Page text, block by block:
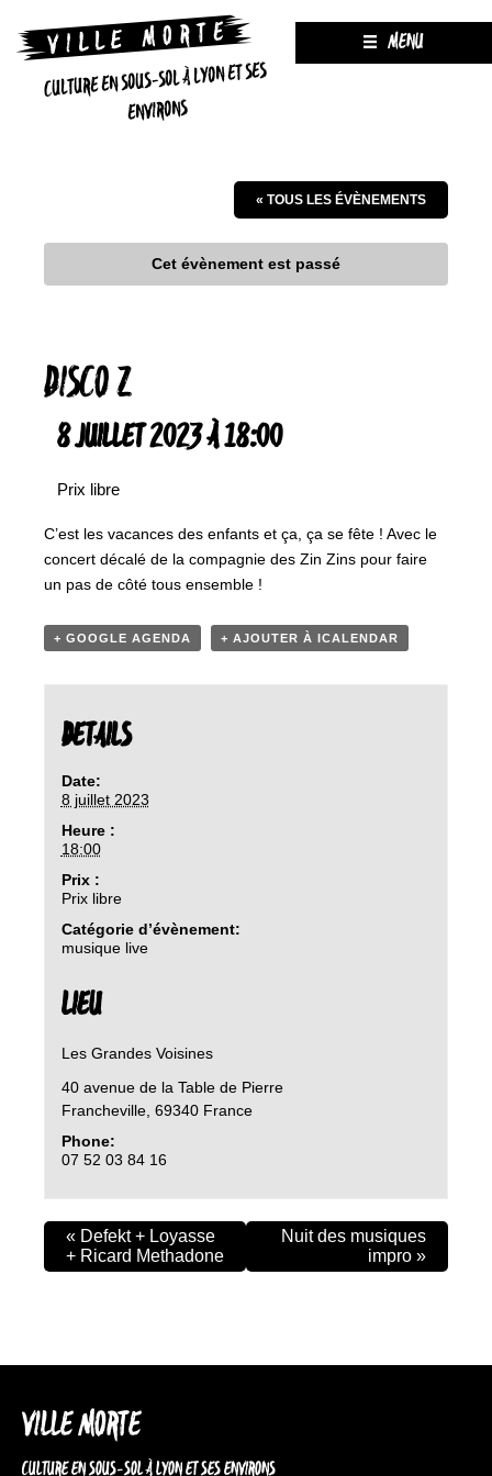
CULTURE EN SOUS-SOL À LYON ET SES
ENVIRONS
MENU
« TOUS LES ÉVÈNEMENTS
Cet évènement est passé
DISCO Z
8 JUILLET 2023 À 18:00
Prix libre
C’est les vacances des enfants et ça, ça se fête ! Avec le
concert décalé de la compagnie des Zin Zins pour faire
un pas de côté tous ensemble !
+ GOOGLE AGENDA + AJOUTER À ICALENDAR
DETAILS
Date:
8 juillet 2023
Heure :
18:00
Prix :
Prix libre
Catégorie d’évènement:
musique live
LIEU
Les Grandes Voisines
40 avenue de la Table de Pierre
Francheville, 69340 France
Phone:
07 52 03 84 16
« Defekt + Loyasse
+ Ricard Methadone
Nuit des musiques
impro »
VILLE MORTE
CULTURE EN SOUS-SOL À LYON ET SES ENVIRONS